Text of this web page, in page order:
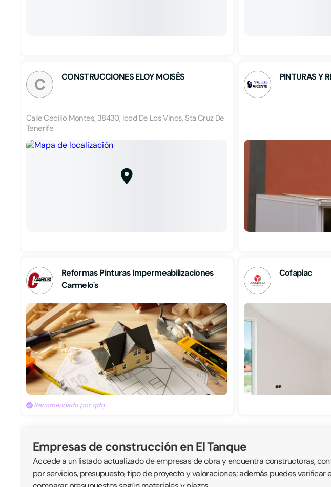
C CONSTRUCCIONES ELOY MOISÉS
Calle Cecilio Montes, 38430, Icod De Los Vinos, Sta Cruz De
Tenerife
PINTURAS Y
Reformas Pinturas Impermeabilizaciones
Carmelo's
Recomendado por qdq
Cofaplac
Empresas de construcción en El Tanque
Accede a un listado actualizado de empresas de obra y encuentra constructoras,
por servicios, presupuesto, tipo de proyecto y valoraciones; además puedes